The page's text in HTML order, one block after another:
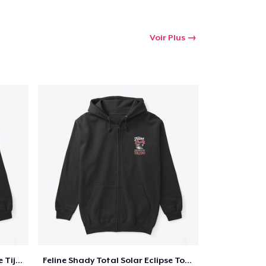
Voir Plus
Feline Shady Total Solar Eclipse Tijuana Feline Shady Total Solar Eclipse Toledo